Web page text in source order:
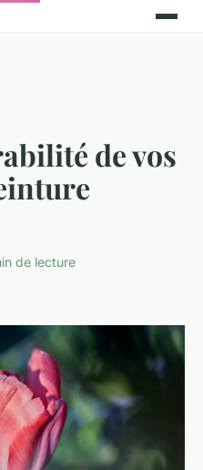
de vos
de lecture